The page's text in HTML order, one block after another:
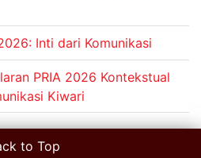
Inti dari Komunikasi
PRIA 2026 Kontekstual
Kiwari
to Top